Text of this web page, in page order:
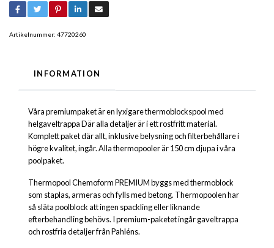
Artikelnummer: 47720260
INFORMATION
Våra premiumpaket är en lyxigare thermoblockspool med
helgaveltrappa Där alla detaljer är i ett rostfritt material.
Komplett paket där allt, inklusive belysning och filterbehållare i
högre kvalitet, ingår. Alla thermopooler är 150 cm djupa i våra
poolpaket.
Thermopool Chemoform PREMIUM byggs med thermoblock
som staplas, armeras och fylls med betong. Thermopoolen har
så släta poolblock att ingen spackling eller liknande
efterbehandling behövs. I premium-paketet ingår gaveltrappa
och rostfria detaljer från Pahléns.